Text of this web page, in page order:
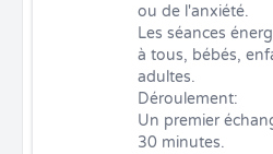
ou de l'anxiété.
Les séances
à tous, bébés,
adultes.
Déroulement:
Un premier
30 minutes.